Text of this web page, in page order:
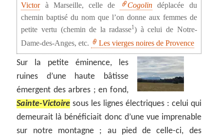
Victorà Marseille, celle de Cogolin déplacée du
chemin baptisé du nom que l’on donne aux femmes de
petite vertu (chemin de la radasse1) à celui de Notre-
Dame-des-Anges, etc.
Les vierges noires de Provence
Sur la petite éminence, les
ruines d’une haute bâtisse
émergent des arbres ; en fond,
Sainte-Victoire sous les lignes électriques : celui qui
demeurait là bénéficiait donc d’une vue imprenable
sur notre montagne ; au pied de celle-ci, des